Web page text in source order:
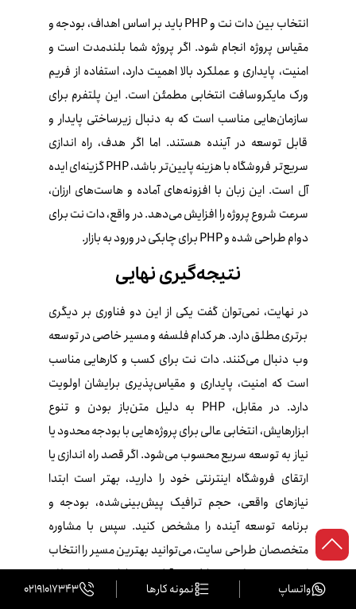
انتخاب بین دات‌ نت و PHP باید بر اساس اهداف، بودجه و
مقیاس پروژه انجام شود. اگر پروژه شما بلندمدت است و
امنیت، پایداری و عملکرد بالا اهمیت دارد، استفاده از فریم‌
ورک مایکروسافت انتخابی مطمئن است. این پلتفرم برای
سازمان‌هایی مناسب است که به دنبال زیرساختی پایدار و
قابل توسعه در آینده هستند. اما اگر هدف، راه‌ اندازی
سریع‌تر فروشگاه با هزینه پایین‌تر باشد، PHP گزینه‌ای ایده‌
آل است. این زبان با افزونه‌های آماده و هاست‌های ارزان،
سرعت شروع پروژه را افزایش می‌دهد. در واقع، دات‌ نت برای
دوام طراحی شده و PHP برای چابکی در ورود به بازار.
نتیجه‌گیری نهایی
در نهایت، نمی‌توان گفت یکی از این دو فناوری بر دیگری
برتری مطلق دارد. هر کدام فلسفه و مسیر خاصی در توسعه
وب دنبال می‌کنند. دات‌ نت برای کسب‌ و کارهایی مناسب
است که امنیت، پایداری و مقیاس‌پذیری برایشان اولویت
دارد. در مقابل، PHP به دلیل متن‌باز بودن و تنوع
ابزارهایش، انتخابی عالی برای پروژه‌هایی با بودجه محدود یا
نیاز به توسعه سریع محسوب می‌شود. اگر قصد راه‌ اندازی یا
ارتقای فروشگاه اینترنتی خود را دارید، بهتر است ابتدا
نیازهای واقعی، حجم ترافیک پیش‌بینی‌شده، بودجه و
برنامه توسعه آینده را مشخص کنید. سپس با مشاوره
متخصصان طراحی سایت، می‌توانید بهترین مسیر را انتخاب
کنید ، مسیری که نه‌تنها فروش آنلاین شما را بهینه کند، بلکه
زیرساختی پایدار برای رشد آینده‌تان بسازد.
واتساپ نمونه کارها 02191017343